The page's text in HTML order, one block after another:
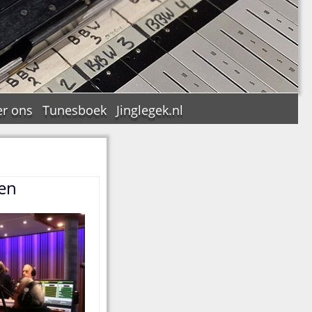
ons Tunesboek Jinglegek.nl